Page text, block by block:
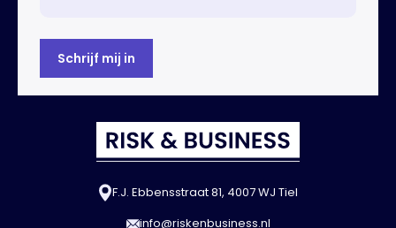
F.J. Ebbensstraat 81, 4007 WJ Tiel
info@riskenbusiness.nl